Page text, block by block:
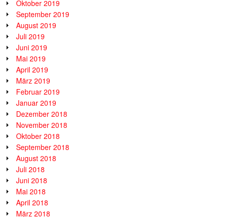
Oktober 2019
September 2019
August 2019
Juli 2019
Juni 2019
Mai 2019
April 2019
März 2019
Februar 2019
Januar 2019
Dezember 2018
November 2018
Oktober 2018
September 2018
August 2018
Juli 2018
Juni 2018
Mai 2018
April 2018
März 2018